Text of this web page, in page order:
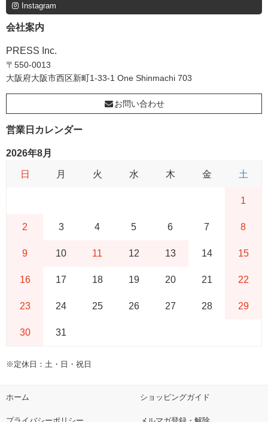
Instagram
会社案内
PRESS Inc.
〒550-0013
大阪府大阪市西区新町1-33-1 One Shinmachi 703
お問い合わせ
営業日カレンダー
2026年8月
日 月 火 水 木 金 土
1
2 3 4 5 6 7 8
9 10 11 12 13 14 15
16 17 18 19 20 21 22
23 24 25 26 27 28 29
30 31
※定休日：土・日・祝日
ホーム ショッピングガイド